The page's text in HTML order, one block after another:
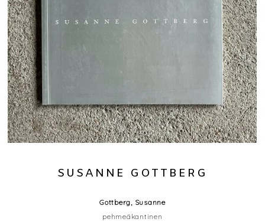
SUSANNE GOTTBERG
Gottberg, Susanne
pehmeäkantinen